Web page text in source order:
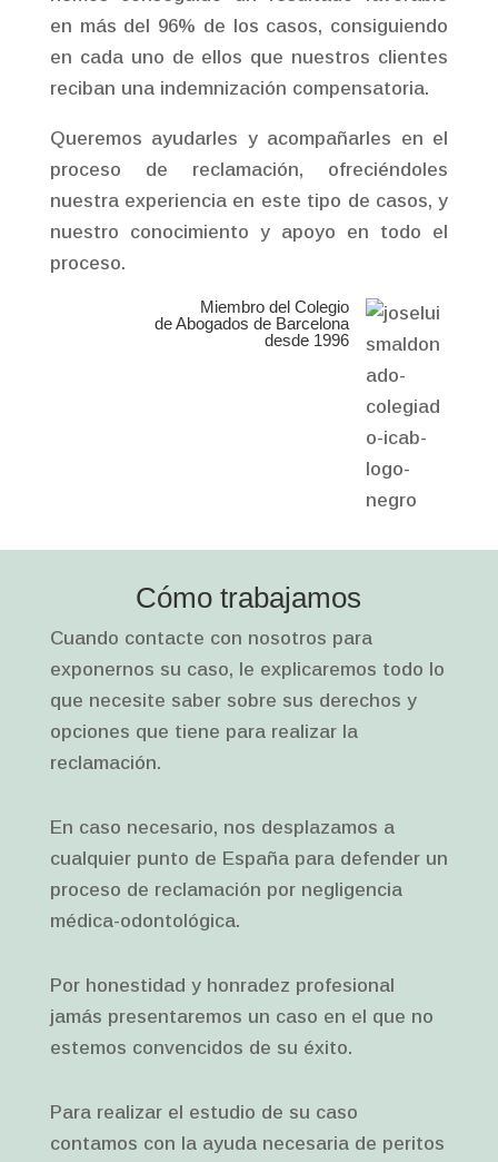
en más del 96% de los casos, consiguiendo
en cada uno de ellos que nuestros clientes
reciban una indemnización compensatoria.
Queremos ayudarles y acompañarles en el
proceso de reclamación, ofreciéndoles
nuestra experiencia en este tipo de casos, y
nuestro conocimiento y apoyo en todo el
proceso.
Miembro del Colegio
de Abogados de Barcelona
desde 1996
Cómo trabajamos
Cuando contacte con nosotros para
exponernos su caso, le explicaremos todo lo
que necesite saber sobre sus derechos y
opciones que tiene para realizar la
reclamación.
En caso necesario, nos desplazamos a
cualquier punto de España para defender un
proceso de reclamación por negligencia
médica-odontológica.
Por honestidad y honradez profesional
jamás presentaremos un caso en el que no
estemos convencidos de su éxito.
Para realizar el estudio de su caso
contamos con la ayuda necesaria de peritos